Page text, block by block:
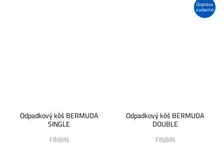
Odpadkový kôš BERMUDA
SINGLE
FINBIN
Doprava
zadarmo
Odpadkový kôš BERMUDA
DOUBLE
FINBIN